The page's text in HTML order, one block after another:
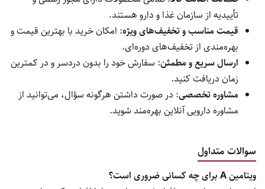
تأییدیه از سازمان غذا و دارو هستند.
قیمت مناسب و تخفیف‌های ویژه: امکان خرید با بهترین قیمت و
بهره‌مندی از تخفیف‌های دوره‌ای.
ارسال سریع و مطمئن: سفارش خود را بدون دردسر و در کمترین
زمان دریافت کنید.
مشاوره تخصصی: در صورت داشتن هرگونه سؤال، می‌توانید از
مشاوره دارویی آنلاین بهره‌مند شوید.
سوالات متداول
ویتامین A برای چه کسانی ضروری است؟